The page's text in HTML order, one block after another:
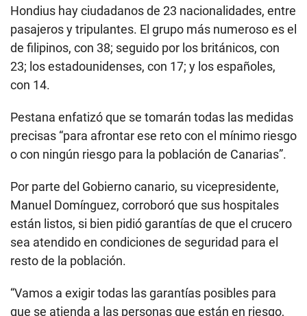
Hondius hay ciudadanos de 23 nacionalidades, entre
pasajeros y tripulantes. El grupo más numeroso es el
de filipinos, con 38; seguido por los británicos, con
23; los estadounidenses, con 17; y los españoles,
con 14.
Pestana enfatizó que se tomarán todas las medidas
precisas “para afrontar ese reto con el mínimo riesgo
o con ningún riesgo para la población de Canarias”.
Por parte del Gobierno canario, su vicepresidente,
Manuel Domínguez, corroboró que sus hospitales
están listos, si bien pidió garantías de que el crucero
sea atendido en condiciones de seguridad para el
resto de la población.
“Vamos a exigir todas las garantías posibles para
que se atienda a las personas que están en riesgo,